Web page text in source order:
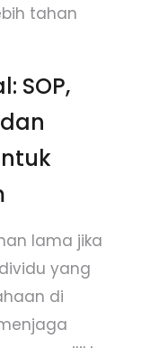
tahan
SOP,
lama jika
yang
di